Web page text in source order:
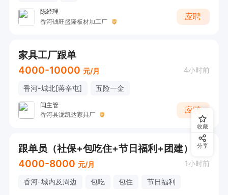
陈经理
香河钱旺盛隆板材加工厂
应聘
家具工厂跟单
4000-10000 元/月 4小时前
香河-城北[蒋辛屯] 五险一金
闫主管
香河县泷凯达家具厂
应聘
跟单员（社保+包吃住+节日福利+团建）
4000-8000 元/月 1小时前
香河-城内及周边 包吃 包住 节日福利
收藏
分享